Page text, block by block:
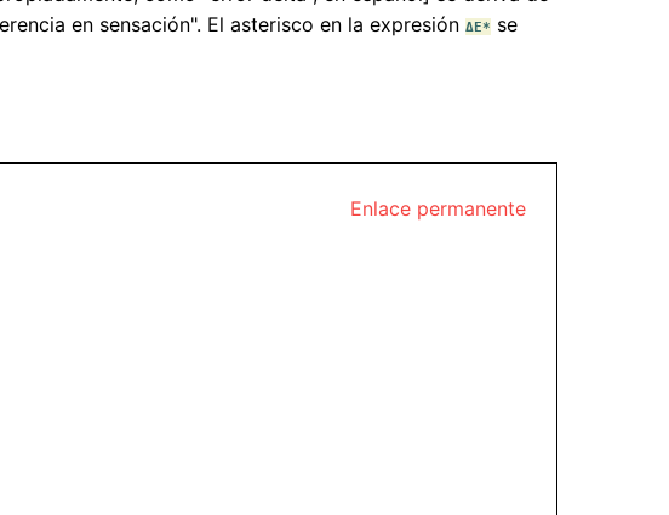
en sensación". El asterisco en la expresión ΔE* se
Enlace permanente